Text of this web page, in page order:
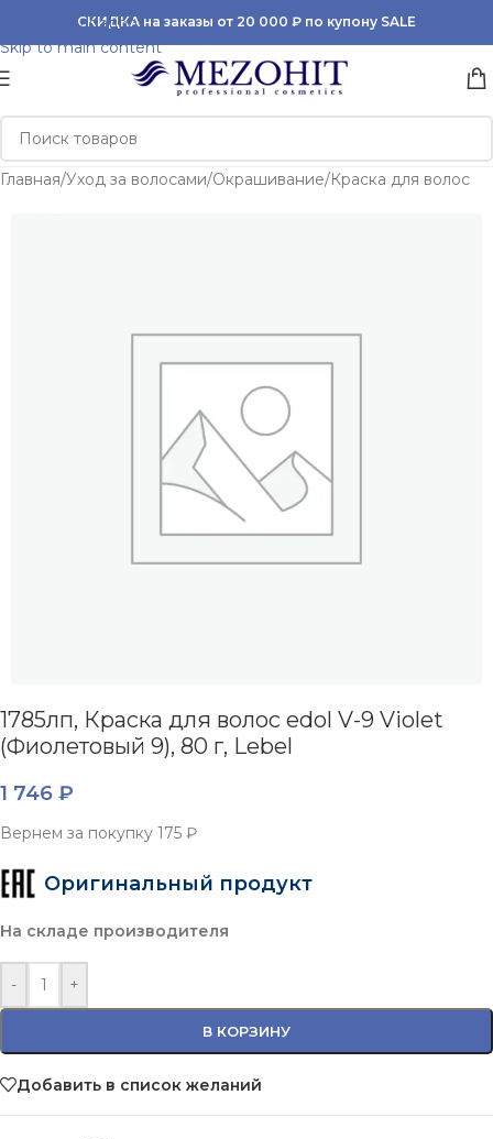
Skip to navigation
Skip to main content
СКИДКА на заказы от 20 000 ₽ по купону SALE
Главная/Уход за волосами/Окрашивание/Краска для волос
1785лп, Краска для волос edol V-9 Violet
(Фиолетовый 9), 80 г, Lebel
1 746 ₽
Вернем за покупку 175 ₽
Оригинальный продукт
На складе производителя
- +
В КОРЗИНУ
Добавить в список желаний